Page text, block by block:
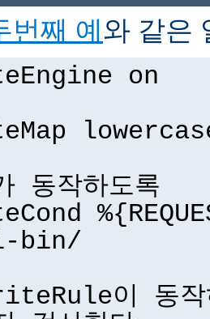
번째 예와 같은
on
동작하도록
bin/
이 동작